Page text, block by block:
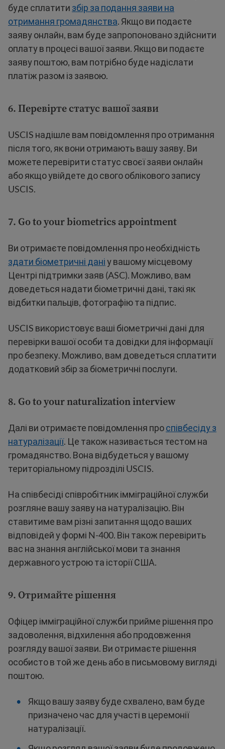
буде сплатити збір за подання заяви на
отримання громадянства. Якщо ви подаєте
заяву онлайн, вам буде запропоновано здійснити
оплату в процесі вашої заяви. Якщо ви подаєте
заяву поштою, вам потрібно буде надіслати
платіж разом із заявою.
6. Перевірте статус вашої заяви
USCIS надішле вам повідомлення про отримання
після того, як вони отримають вашу заяву. Ви
можете перевірити статус своєї заяви онлайн
або якщо увійдете до свого облікового запису
USCIS.
7. Go to your biometrics appointment
Ви отримаєте повідомлення про необхідність
здати біометричні даніу вашому місцевому
Центрі підтримки заяв (ASC). Можливо, вам
доведеться надати біометричні дані, такі як
відбитки пальців, фотографію та підпис.
USCIS використовує ваші біометричні дані для
перевірки вашої особи та довідки для інформації
про безпеку. Можливо, вам доведеться сплатити
додатковий збір за біометричні послуги.
8. Go to your naturalization interview
Далі ви отримаєте повідомлення проспівбесіду з
натуралізації. Це також називається тестом на
громадянство. Вона відбудеться у вашому
територіальному підрозділі USCIS.
На співбесіді співробітник імміграційної служби
розгляне вашу заяву на натуралізацію. Він
ставитиме вам різні запитання щодо ваших
відповідей у формі N-400. Він також перевірить
вас на знання англійської мови та знання
державного устрою та історії США.
9. Отримайте рішення
Офіцер імміграційної служби прийме рішення про
задоволення, відхилення або продовження
розгляду вашої заяви. Ви отримаєте рішення
особисто в той же день або в письмовому вигляді
поштою.
Якщо вашу заяву буде схвалено, вам буде
призначено час для участі в церемонії
натуралізації.